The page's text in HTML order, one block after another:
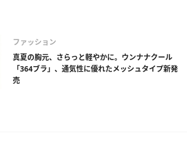
ファッション
真夏の胸元、さらっと軽やかに。ウンナナクール
「364ブラ」、通気性に優れたメッシュタイプ新発
売